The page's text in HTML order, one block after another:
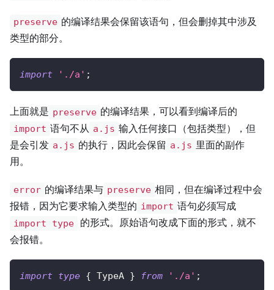
preserve 的编译结果会保留该语句，但会删掉其中涉及
类型的部分。
import './a' ;
上面就是 preserve 的编译结果，可以看到编译后的
import 语句不从 a.js 输入任何接口（包括类型），但
是会引发 a.js 的执行，因此会保留 a.js 里面的副作
用。
error 的编译结果与 preserve 相同，但在编译过程中会
报错，因为它要求输入类型的 import 语句必须写成
import type
的形式。原始语句改成下面的形式，就不
会报错。
import type { TypeA } from './a' ;